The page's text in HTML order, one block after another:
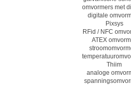
omvormers met
digitale
Pixsys
RFid / NFC
ATEX
Thiim
analoge